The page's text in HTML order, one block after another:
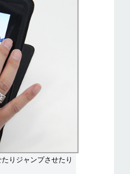
りジャンプさせたり